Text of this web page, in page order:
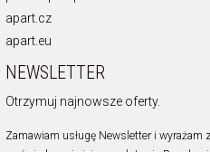
apart.cz
apart.eu
NEWSLETTER
Otrzymuj najnowsze oferty.
Zamawiam usługę Newsletter i wyrażam